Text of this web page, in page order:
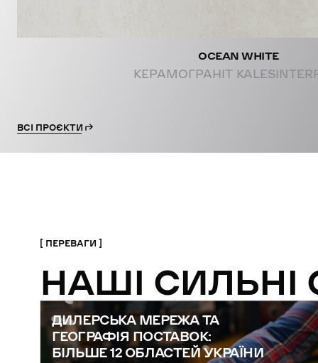
OCEAN WHITE
КЕРАМОГРАНІТ
ВСІ ПРОЄКТИ
ПЕРЕВАГИ
НАШІ СИЛЬНІ
ДИЛЕРСЬКА МЕРЕЖА ТА
ГЕОГРАФІЯ ПОСТАВОК:
БІЛЬШЕ 12 ОБЛАСТЕЙ УКРАЇНИ